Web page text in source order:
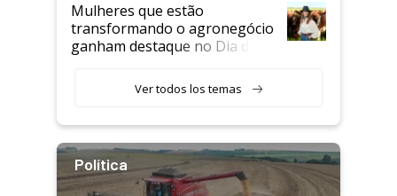
Mulheres que estão
transformando o agronegócio
ganham destaque no Dia do
Ver todos los temas
Política